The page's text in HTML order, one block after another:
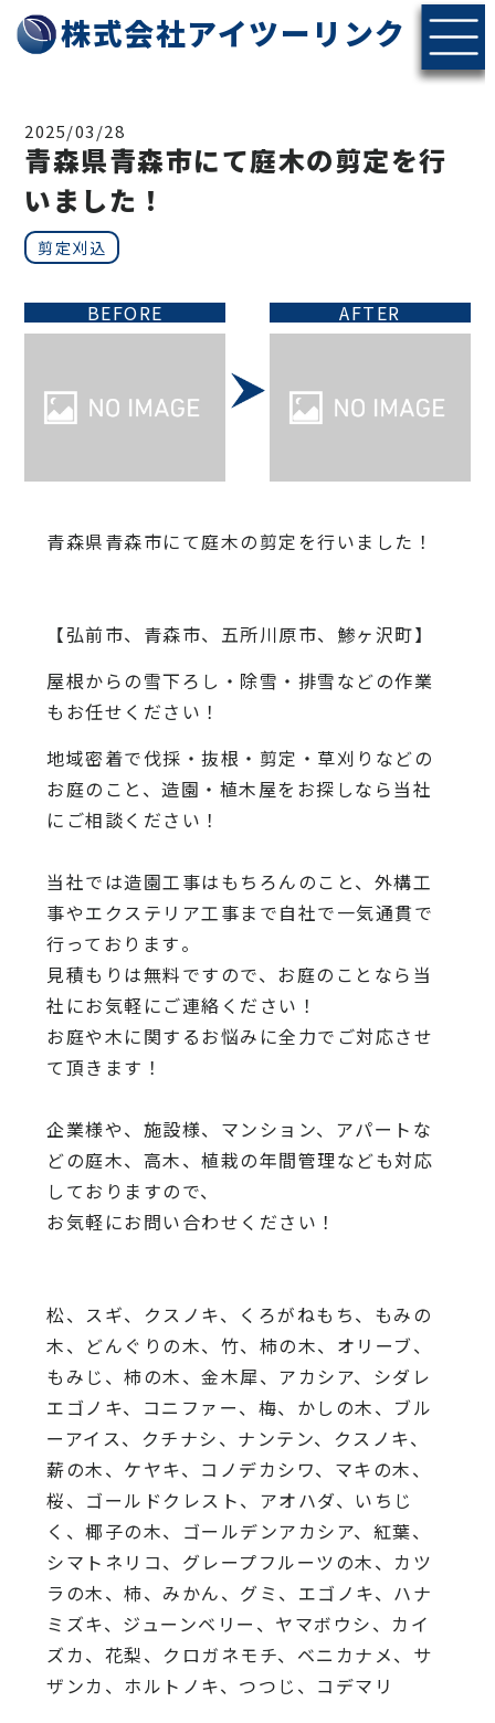
株式会社アイツーリンク
2025/03/28
青森県青森市にて庭木の剪定を行
いました！
剪定刈込
BEFORE AFTER
青森県青森市にて庭木の剪定を行いました！
【弘前市、青森市、五所川原市、鯵ヶ沢町】
屋根からの雪下ろし・除雪・排雪などの作業
もお任せください！
地域密着で伐採・抜根・剪定・草刈りなどの
お庭のこと、造園・ 植木屋をお探しなら当社
にご相談ください！
当社では造園工事はもちろんのこと、 外構工
事やエクステリア工事まで自社で一気通貫で
行っております。
見積もりは無料ですので、 お庭のことなら当
社にお気軽にご連絡ください！
お庭や木に関するお悩みに全力でご対応させ
て頂きます！
企業様や、施設様、マンション、アパートな
どの庭木、高木、植栽の年間管理なども対応
しておりますので、
お気軽にお問い合わせください！
松、スギ、クスノキ、くろがねもち、もみの
木、どんぐりの木、 竹、柿の木、オリーブ、
もみじ、柿の木、金木犀、アカシア、 シダレ
エゴノキ、コニファー、梅、かしの木、ブル
ーアイス、 クチナシ、ナンテン、クスノキ、
薪の木、ケヤキ、コノデカシワ、マキの木、
桜、 ゴールドクレスト、アオハダ、いちじ
く、椰子の木、 ゴールデンアカシア、紅葉、
シマトネリコ、 グレープフルーツの木、カツ
ラの木、柿、みかん、グミ、 エゴノキ、ハナ
ミズキ、ジューンベリー、ヤマボウシ、カイ
ズカ、 花梨、クロガネモチ、ベニカナメ、サ
ザンカ、ホルトノキ、 つつじ、コデマリ